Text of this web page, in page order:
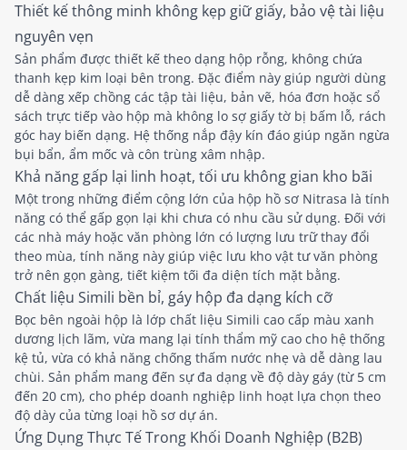
Thiết kế thông minh không kẹp giữ giấy, bảo vệ tài liệu
nguyên vẹn
Sản phẩm được thiết kế theo dạng hộp rỗng, không chứa
thanh kẹp kim loại bên trong. Đặc điểm này giúp người dùng
dễ dàng xếp chồng các tập tài liệu, bản vẽ, hóa đơn hoặc sổ
sách trực tiếp vào hộp mà không lo sợ giấy tờ bị bấm lỗ, rách
góc hay biến dạng. Hệ thống nắp đậy kín đáo giúp ngăn ngừa
bụi bẩn, ẩm mốc và côn trùng xâm nhập.
Khả năng gấp lại linh hoạt, tối ưu không gian kho bãi
Một trong những điểm cộng lớn của hộp hồ sơ Nitrasa là tính
năng có thể gấp gọn lại khi chưa có nhu cầu sử dụng. Đối với
các nhà máy hoặc văn phòng lớn có lượng lưu trữ thay đổi
theo mùa, tính năng này giúp việc lưu kho vật tư văn phòng
trở nên gọn gàng, tiết kiệm tối đa diện tích mặt bằng.
Chất liệu Simili bền bỉ, gáy hộp đa dạng kích cỡ
Bọc bên ngoài hộp là lớp chất liệu Simili cao cấp màu xanh
dương lịch lãm, vừa mang lại tính thẩm mỹ cao cho hệ thống
kệ tủ, vừa có khả năng chống thấm nước nhẹ và dễ dàng lau
chùi. Sản phẩm mang đến sự đa dạng về độ dày gáy (từ 5 cm
đến 20 cm), cho phép doanh nghiệp linh hoạt lựa chọn theo
độ dày của từng loại hồ sơ dự án.
Ứng Dụng Thực Tế Trong Khối Doanh Nghiệp (B2B)